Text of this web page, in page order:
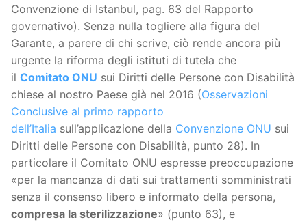
Convenzione di Istanbul, pag. 63 del Rapporto
governativo). Senza nulla togliere alla figura del
Garante, a parere di chi scrive, ciò rende ancora più
urgente la riforma degli istituti di tutela che
il Comitato ONU sui Diritti delle Persone con Disabilità
chiese al nostro Paese già nel 2016 (Osservazioni
Conclusive al primo rapporto
dell’Italia sull’applicazione della Convenzione ONU sui
Diritti delle Persone con Disabilità, punto 28). In
particolare il Comitato ONU espresse preoccupazione
«per la mancanza di dati sui trattamenti somministrati
senza il consenso libero e informato della persona,
compresa la sterilizzazione» (punto 63), e